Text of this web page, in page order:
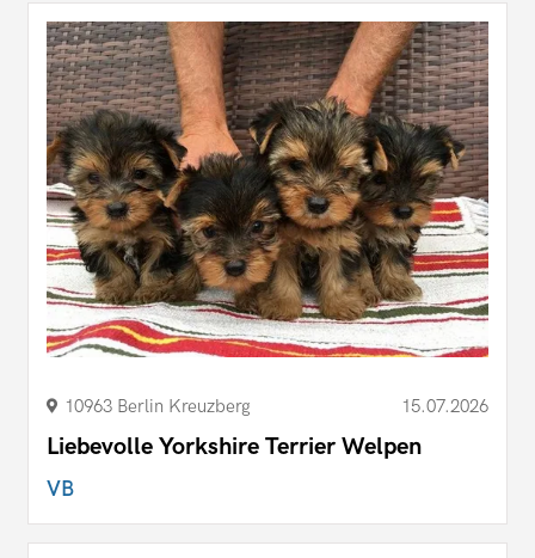
10963 Berlin Kreuzberg 15.07.2026
Liebevolle Yorkshire Terrier Welpen
VB